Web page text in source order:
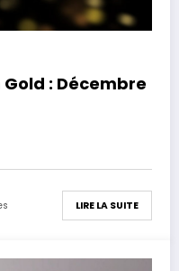
: Décembre
LIRE LA SUITE